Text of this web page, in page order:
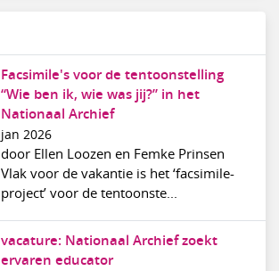
Facsimile's voor de tentoonstelling
“Wie ben ik, wie was jij?” in het
Nationaal Archief
jan 2026
door Ellen Loozen en Femke Prinsen
Vlak voor de vakantie is het ‘facsimile-
project’ voor de tentoonste...
vacature: Nationaal Archief zoekt
ervaren educator